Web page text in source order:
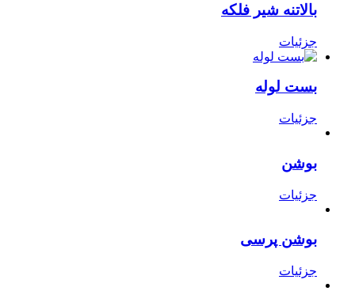
بالاتنه شیر فلکه
جزئیات
بست لوله
جزئیات
بوشن
جزئیات
بوشن پرسی
جزئیات